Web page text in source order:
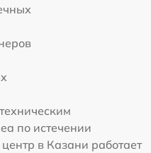
по истечении
в Казани работает